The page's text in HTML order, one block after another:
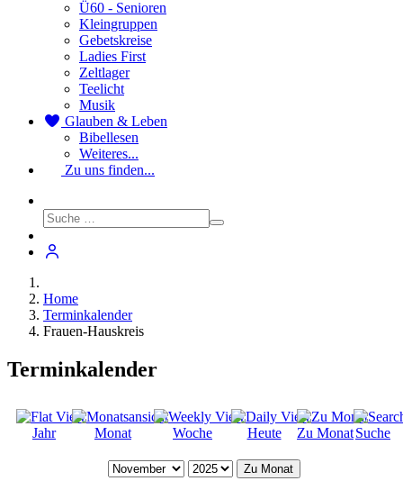
Ü60 - Senioren
Kleingruppen
Gebetskreise
Ladies First
Zeltlager
Teelicht
Musik
Glauben & Leben
Bibellesen
Weiteres...
Zu uns finden...
Home
Terminkalender
Frauen-Hauskreis
Terminkalender
Jahr Monat Woche Heute Zu MonatSuche
Zu Monat